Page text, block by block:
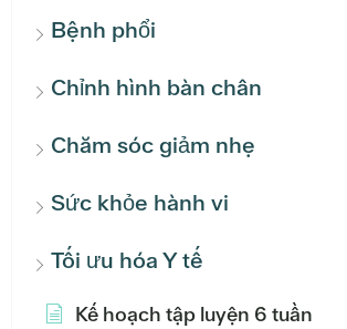
Bệnh phổi
Chỉnh hình bàn chân
Chăm sóc giảm nhẹ
Sức khỏe hành vi
Tối ưu hóa Y tế
Kế hoạch tập luyện 6 tuần